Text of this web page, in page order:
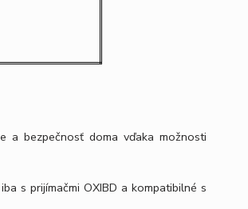
a bezpečnosť doma vďaka možnosti
s prijímačmi OXIBD a kompatibilné s